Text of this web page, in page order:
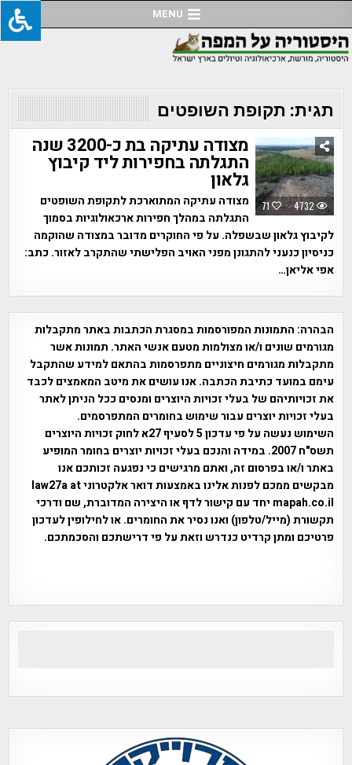
to
content
MENU
תגית: תקופת השופטים
71 4732
מצודה עתיקה בת כ-3200 שנה
התגלתה בחפירות ליד קיבוץ
גלאון
מצודה עתיקה המתוארכת לתקופת השופטים
התגלתה במהלך חפירות ארכאולוגיות בסמוך
לקיבוץ גלאון שבשפלה. על פי החוקרים מדובר במצודה שהוקמה
כניסיון כנעני להתגונן מפני האויב הפלישתי שהתקרב לאזור. כתב:
אפי אליאן…
הבהרה: התמונות המפורסמות במסגרת הכתבות באתר מתקבלות
מגורמים שונים ו/או מצולמות מטעם אנשי האתר. תמונות אשר
מתקבלות מגורמים חיצוניים מתפרסמות בהתאם למידע שהתקבל
עימם במועד כתיבת הכתבה. אנו עושים את מיטב המאמצים לכבד
את זכויותיהם של בעלי זכויות היוצרים ומנסים ככל הניתן לאתר
בעלי זכויות יוצרים עבור שימוש בחומרים המתפרסמים.
השימוש נעשה על פי עדכון 5 לסעיף 27א לחוק זכויות היוצרים
תשס"ח 2007. במידה והנכם בעלי זכויות יוצרים בחומר המופיע
באתר ו/או בפרסום זה, ואתם מרגישים כי נפגעה זכותכם אנו
מבקשים ממכם לפנות אלינו באמצעות דואר אלקטרוני law27a at
mapah.co.il יחד עם קישור לדף או היצירה המדוברת, שם ודרכי
תקשורת (מייל/טלפון) ואנו נסיר את החומרים. או לחילופין לעדכון
פרטיכם ומתן קרדיט כנדרש וזאת על פי דרישתכם והסכמתכם.